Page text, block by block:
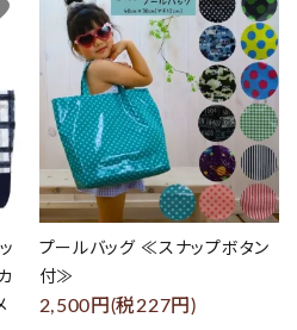
プールバッグ ≪スナップボタン
付≫
2,500円(税227円)
favorite